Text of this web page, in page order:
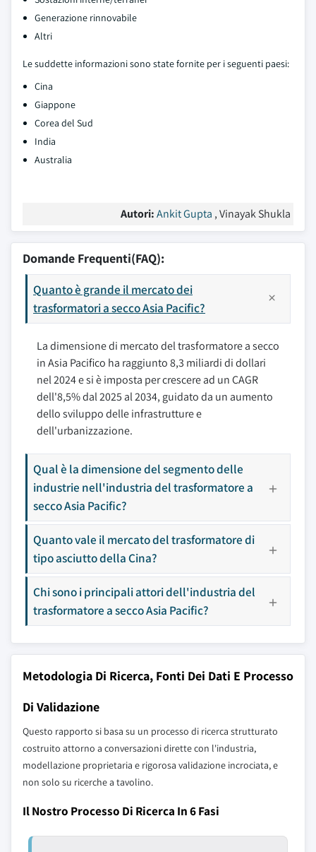
Generazione rinnovabile
Altri
Le suddette informazioni sono state fornite per i seguenti paesi:
Cina
Giappone
Corea del Sud
India
Australia
Autori:Ankit Gupta , Vinayak Shukla
Domande Frequenti(FAQ):
Quanto è grande il mercato dei
trasformatori a secco Asia Pacific?
La dimensione di mercato del trasformatore a secco
in Asia Pacifico ha raggiunto 8,3 miliardi di dollari
nel 2024 e si è imposta per crescere ad un CAGR
dell'8,5% dal 2025 al 2034, guidato da un aumento
dello sviluppo delle infrastrutture e
dell'urbanizzazione.
Qual è la dimensione del segmento delle
industrie nell'industria del trasformatore a
secco Asia Pacific?
Quanto vale il mercato del trasformatore di
tipo asciutto della Cina?
Chi sono i principali attori dell'industria del
trasformatore a secco Asia Pacific?
Metodologia Di Ricerca, Fonti Dei Dati E Processo
Di Validazione
Questo rapporto si basa su un processo di ricerca strutturato
costruito attorno a conversazioni dirette con l'industria,
modellazione proprietaria e rigorosa validazione incrociata, e
non solo su ricerche a tavolino.
Il Nostro Processo Di Ricerca In 6 Fasi